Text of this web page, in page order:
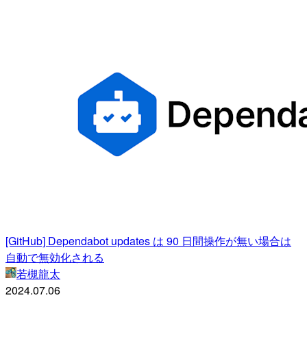
[GitHub] Dependabot updates は 90 日間操作が無い場合は
自動で無効化される
若槻龍太
2024.07.06